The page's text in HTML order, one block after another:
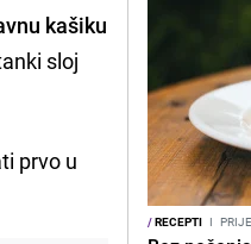
kašiku
sloj
prvo u
/RECEPTI I